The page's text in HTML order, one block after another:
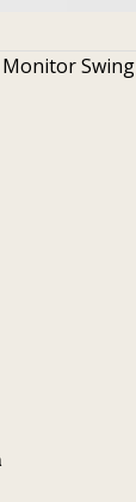
Swing